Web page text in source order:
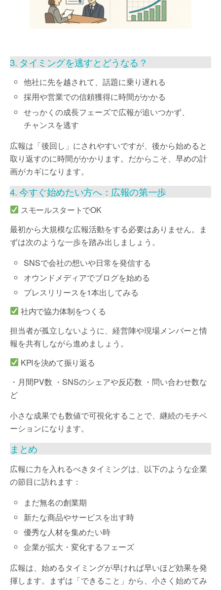
3. タイミングを逃すとどうなる？
他社に先を越されて、話題に乗り遅れる
採用や営業での信頼獲得に時間がかかる
せっかくの成長フェーズで広報が追いつかず、
チャンスを逃す
広報は「後回し」にされやすいですが、後から始めると
取り返すのに時間がかかります。だからこそ、早めの計
画がカギになります。
4. 今すぐ始めたい方へ：広報の第一歩
スモールスタートでOK
最初から大規模な広報活動をする必要はありません。ま
ずは次のような一歩を踏み出しましょう。
SNSで会社の想いや日常を発信する
オウンドメディアでブログを始める
プレスリリースを1本出してみる
社内で協力体制をつくる
担当者が孤立しないように、経営陣や現場メンバーと情
報を共有しながら進めましょう。
KPIを決めて振り返る
・月間PV数 ・SNSのシェアや反応数 ・問い合わせ数な
ど
小さな成果でも数値で可視化することで、継続のモチベ
ーションになります。
まとめ
広報に力を入れるべきタイミングは、以下のような企業
の節目に訪れます：
まだ無名の創業期
新たな商品やサービスを出す時
優秀な人材を集めたい時
企業が拡大・変化するフェーズ
広報は、始めるタイミングが早ければ早いほど効果を発
揮します。まずは「できること」から、小さく始めてみ